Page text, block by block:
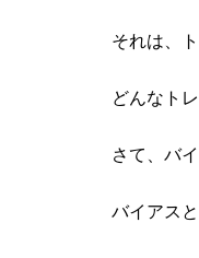
それは、
どんなト
さて、バ
バイアス